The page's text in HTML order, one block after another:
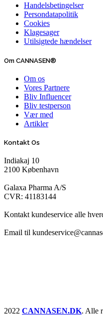
Handelsbetingelser
Persondatapolitik
Cookies
Klagesager
Utilsigtede hændelser
Om CANNASEN®
Om os
Vores Partnere
Bliv Influencer
Bliv testperson
Vær med
Artikler
Kontakt Os
Indiakaj 10
2100 København
Galaxa Pharma A/S
CVR: 41183144
Kontakt kundeservice alle
Email til
2022 CANNASEN.DK. Alle